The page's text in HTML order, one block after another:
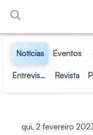
Pular para o Conteúdo
Notícias Eventos
Entrevistas Revista
qui, 2 fevereiro